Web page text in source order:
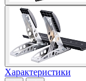
Характеристики